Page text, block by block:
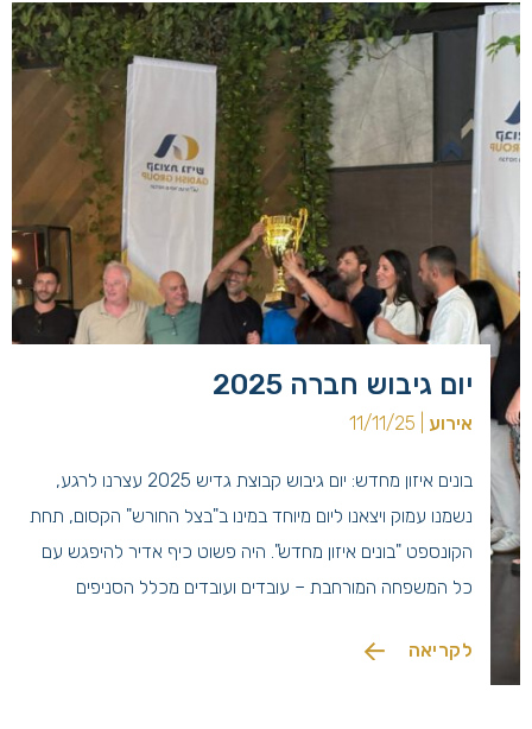
יום גיבוש חברה 2025
אירוע
בונים איזון מחדש: יום גיבוש קבוצת גדיש 2025 עצרנו לרגע,
נשמנו עמוק ויצאנו ליום מיוחד במינו ב"בצל החורש" הקסום, תחת
הקונספט "בונים איזון מחדש". היה פשוט כיף אדיר להיפגש עם
כל המשפחה המורחבת – עובדים ועובדים מכלל הסניפים
לשני. מה היה לנו בתוכנית? התחלנו את הבוקר ברגוע […]
לקריאה